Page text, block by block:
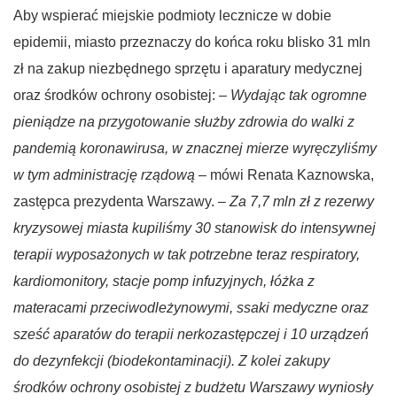
Aby wspierać miejskie podmioty lecznicze w dobie
epidemii, miasto przeznaczy do końca roku blisko 31 mln
zł na zakup niezbędnego sprzętu i aparatury medycznej
oraz środków ochrony osobistej: – Wydając tak ogromne
pieniądze na przygotowanie służby zdrowia do walki z
pandemią koronawirusa, w znacznej mierze wyręczyliśmy
w tym administrację rządową – mówi Renata Kaznowska,
zastępca prezydenta Warszawy. – Za 7,7 mln zł z rezerwy
kryzysowej miasta kupiliśmy 30 stanowisk do intensywnej
terapii wyposażonych w tak potrzebne teraz respiratory,
kardiomonitory, stacje pomp infuzyjnych, łóżka z
materacami przeciwodleżynowymi, ssaki medyczne oraz
sześć aparatów do terapii nerkozastępczej i 10 urządzeń
do dezynfekcji (biodekontaminacji). Z kolei zakupy
środków ochrony osobistej z budżetu Warszawy wyniosły